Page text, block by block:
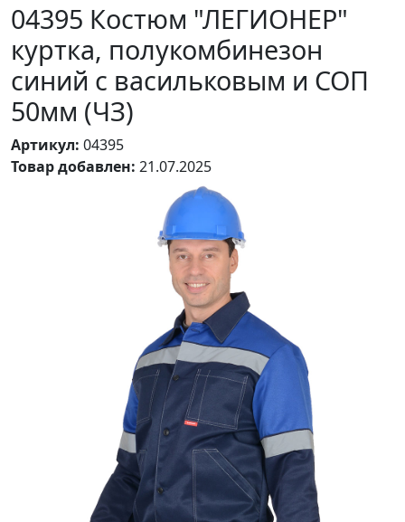
04395 Костюм "ЛЕГИОНЕР"
куртка, полукомбинезон
синий с васильковым и СОП
50мм (ЧЗ)
Артикул: 04395
Товар добавлен: 21.07.2025